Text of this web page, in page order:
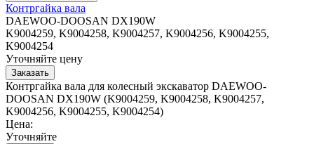
Контргайка вала
DAEWOO-DOOSAN DX190W
K9004259, K9004258, K9004257, K9004256, K9004255,
K9004254
Уточняйте цену
Контргайка вала для колесный экскаватор DAEWOO-
DOOSAN DX190W (K9004259, K9004258, K9004257,
K9004256, K9004255, K9004254)
Цена:
Уточняйте